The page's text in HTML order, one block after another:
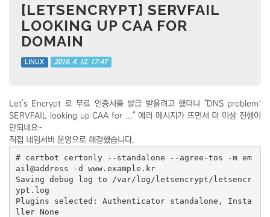
[LETSENCRYPT] SERVFAIL
LOOKING UP CAA FOR
DOMAIN
LINUX 2019. 4. 12. 17:47
Let's Encrypt 로 무료 인증서를 발급 받을려고 했더니 "DNS problem:
SERVFAIL looking up CAA for ..." 에러 메시지가 뜨면서 더 이상 진행이
안되네요~
직접 네임서버 운영으로 해결했습니다.
# certbot certonly --standalone --agree-tos -m em
ail@address -d www.example.kr
Saving debug log to /var/log/letsencrypt/letsencr
ypt.log
Plugins selected: Authenticator standalone, Insta
ller None